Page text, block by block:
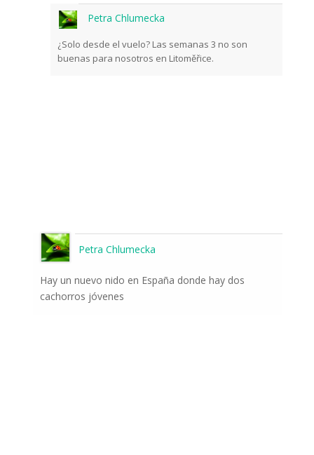
Petra Chlumecka
¿Solo desde el vuelo? Las semanas 3 no son
buenas para nosotros en Litoměřice.
Petra Chlumecka
Hay un nuevo nido en España donde hay dos
cachorros jóvenes